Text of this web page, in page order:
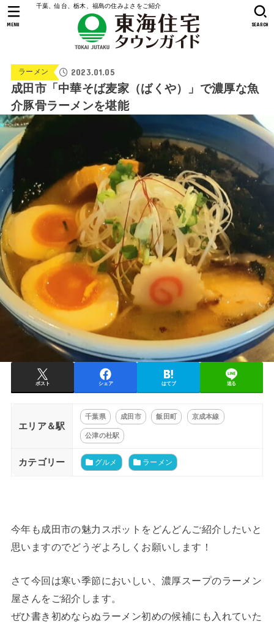
千葉、仙台、栃木、福島の住みよさをご紹介
SEARCH
MENU
ラーメン 2023.01.05
成田市「中華そば麦家（ばくや）」で濃厚な魚
介豚骨ラーメンを堪能
ポスト シェア はてブ 送る
エリア＆駅
千葉県 成田市 飯田町 京成本線
公津の杜駅
カテゴリー グルメ ラーメン
今年も成田市の魅力スポットをどんどんご紹介したいと
思いますのでどうぞよろしくお願いします！
さて今回は寒い季節においしい、濃厚スープのラーメン
屋さんをご紹介します。
ぜひ書き初めならぬラーメン初めの候補にも入れていた